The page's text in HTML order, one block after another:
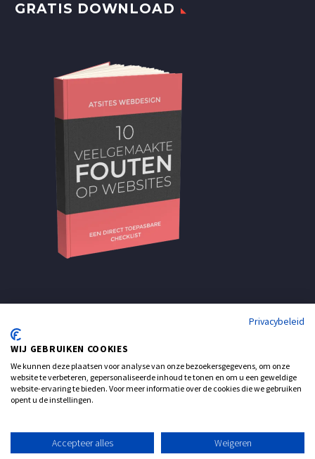
GRATIS DOWNLOAD
Privacybeleid
WIJ GEBRUIKEN COOKIES
We kunnen deze plaatsen voor analyse van onze bezoekersgegevens, om onze
website te verbeteren, gepersonaliseerde inhoud te tonen en om u een geweldige
website-ervaring te bieden. Voor meer informatie over de cookies die we gebruiken
opent u de instellingen.
Accepteer alles Weigeren